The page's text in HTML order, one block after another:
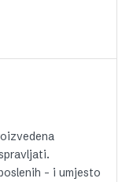
– i umjesto